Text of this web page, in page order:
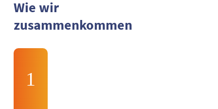
Wie wir
zusammenkommen
1